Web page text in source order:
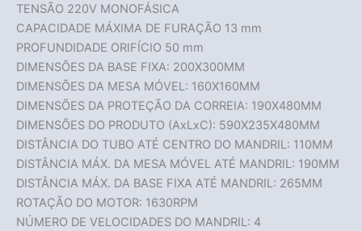
TENSÃO 220V MONOFÁSICA
CAPACIDADE MÁXIMA DE FURAÇÃO 13 mm
PROFUNDIDADE ORIFÍCIO 50 mm
DIMENSÕES DA BASE FIXA: 200X300MM
DIMENSÕES DA MESA MÓVEL: 160X160MM
DIMENSÕES DA PROTEÇÃO DA CORREIA: 190X480MM
DIMENSÕES DO PRODUTO (AxLxC): 590X235X480MM
DISTÂNCIA DO TUBO ATÉ CENTRO DO MANDRIL: 110MM
DISTÂNCIA MÁX. DA MESA MÓVEL ATÉ MANDRIL: 190MM
DISTÂNCIA MÁX. DA BASE FIXA ATÉ MANDRIL: 265MM
ROTAÇÃO DO MOTOR: 1630RPM
NÚMERO DE VELOCIDADES DO MANDRIL: 4